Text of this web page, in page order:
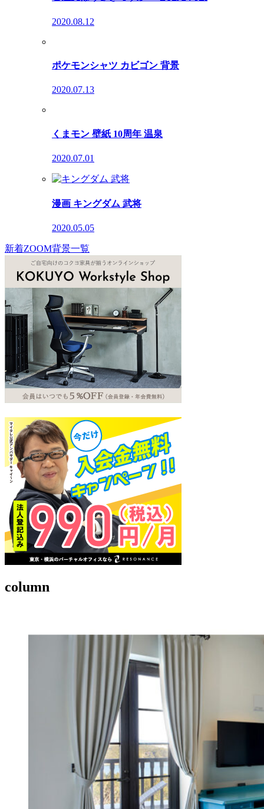
2020.08.12
ポケモンシャツ カビゴン 背景
2020.07.13
くまモン 壁紙 10周年 温泉
2020.07.01
漫画 キングダム 武将
2020.05.05
新着ZOOM背景一覧
column